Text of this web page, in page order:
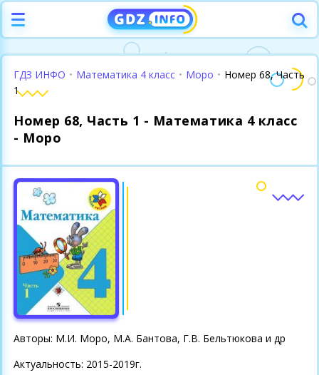
ГДЗ ИНФО • Математика 4 класс • Моро • Номер 68, Часть
1
Номер 68, Часть 1 - Математика 4 класс
- Моро
Авторы: М.И. Моро, М.А. Бантова, Г.В. Бельтюкова и др
Актуальность: 2015-2019г.